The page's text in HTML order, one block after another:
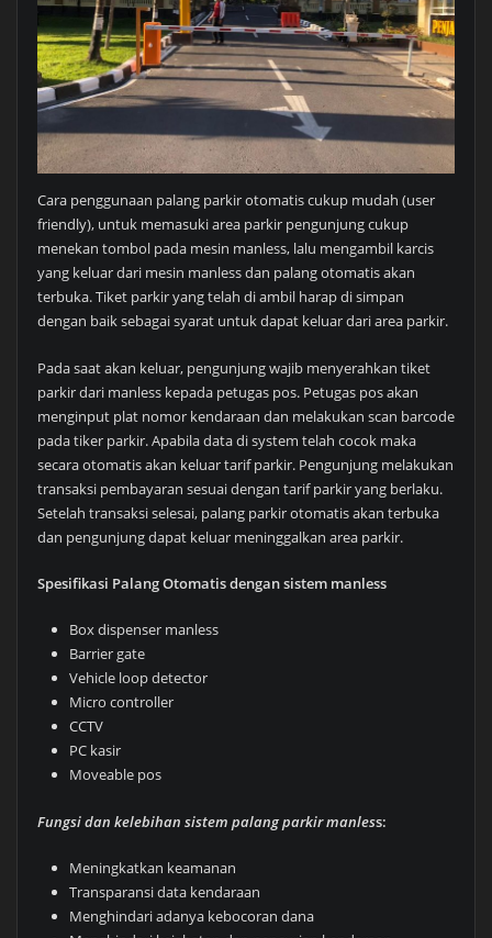
Cara penggunaan palang parkir otomatis cukup mudah (user
friendly), untuk memasuki area parkir pengunjung cukup
menekan tombol pada mesin manless, lalu mengambil karcis
yang keluar dari mesin manless dan palang otomatis akan
terbuka. Tiket parkir yang telah di ambil harap di simpan
dengan baik sebagai syarat untuk dapat keluar dari area parkir.
Pada saat akan keluar, pengunjung wajib menyerahkan tiket
parkir dari manless kepada petugas pos. Petugas pos akan
menginput plat nomor kendaraan dan melakukan scan barcode
pada tiker parkir. Apabila data di system telah cocok maka
secara otomatis akan keluar tarif parkir. Pengunjung melakukan
transaksi pembayaran sesuai dengan tarif parkir yang berlaku.
Setelah transaksi selesai, palang parkir otomatis akan terbuka
dan pengunjung dapat keluar meninggalkan area parkir.
Spesifikasi Palang Otomatis dengan sistem manless
Box dispenser manless
Barrier gate
Vehicle loop detector
Micro controller
CCTV
PC kasir
Moveable pos
Fungsi dan kelebihan sistem palang parkir manless:
Meningkatkan keamanan
Transparansi data kendaraan
Menghindari adanya kebocoran dana